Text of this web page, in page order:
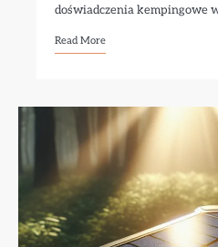
doświadczenia kempingowe
Read More